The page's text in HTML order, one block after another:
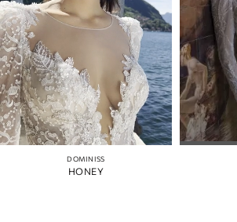
DOMINISS
HONEY